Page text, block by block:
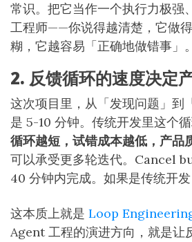
常识。把它当作一个执行力极强
工程师——你说得越清楚，它做
糊，它越容易「正确地做错事」。
2. 反馈循环的速度决定
这次项目里，从「发现问题」到
是 5-10 分钟。传统开发里这个循
循环越短，试错成本越低，产品
可以承受更多轮迭代。Cancel
40 分钟内完成。如果是传统开发
这本质上就是 Loop
Agent 工程的演进方向，就是让